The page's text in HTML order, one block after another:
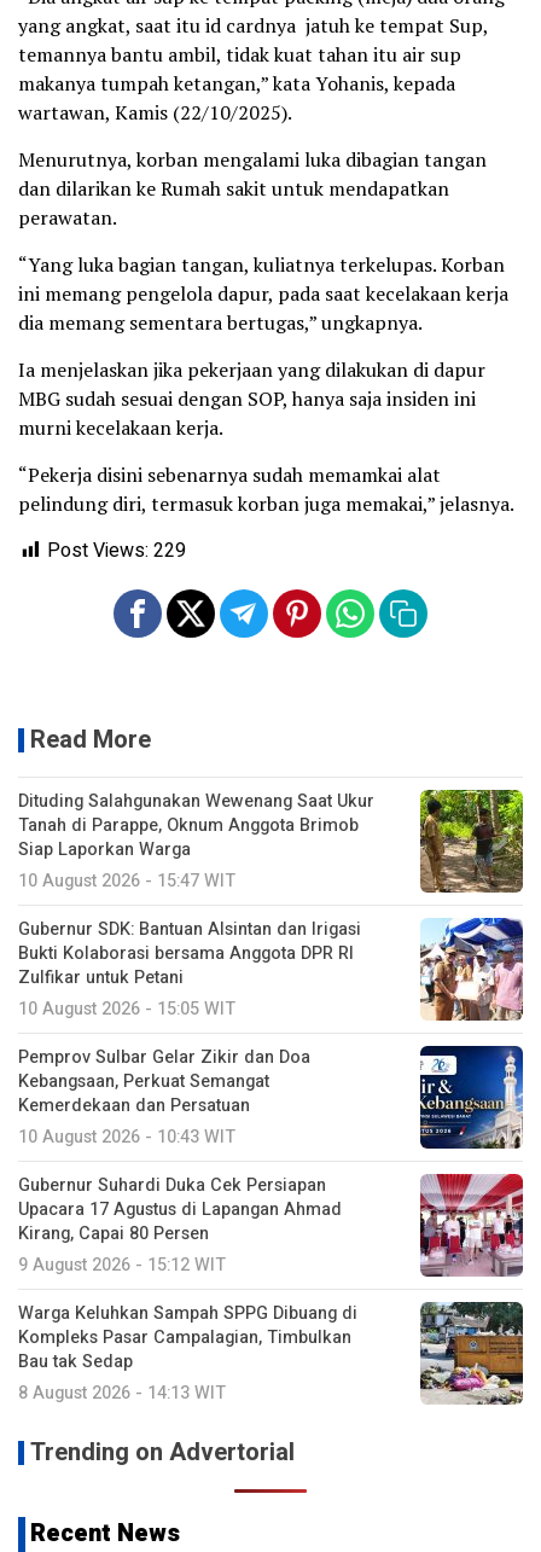
yang angkat, saat itu id cardnya jatuh ke tempat Sup,
temannya bantu ambil, tidak kuat tahan itu air sup
makanya tumpah ketangan,” kata Yohanis, kepada
wartawan, Kamis (22/10/2025).
Menurutnya, korban mengalami luka dibagian tangan
dan dilarikan ke Rumah sakit untuk mendapatkan
perawatan.
“Yang luka bagian tangan, kuliatnya terkelupas. Korban
ini memang pengelola dapur, pada saat kecelakaan kerja
dia memang sementara bertugas,” ungkapnya.
Ia menjelaskan jika pekerjaan yang dilakukan di dapur
MBG sudah sesuai dengan SOP, hanya saja insiden ini
murni kecelakaan kerja.
“Pekerja disini sebenarnya sudah memamkai alat
pelindung diri, termasuk korban juga memakai,” jelasnya.
Post Views: 229
Read More
Dituding Salahgunakan Wewenang Saat Ukur
Tanah di Parappe, Oknum Anggota Brimob
Siap Laporkan Warga
10 August 2026 - 15:47 WIT
Gubernur SDK: Bantuan Alsintan dan Irigasi
Bukti Kolaborasi bersama Anggota DPR RI
Zulfikar untuk Petani
10 August 2026 - 15:05 WIT
Pemprov Sulbar Gelar Zikir dan Doa
Kebangsaan, Perkuat Semangat
Kemerdekaan dan Persatuan
10 August 2026 - 10:43 WIT
Gubernur Suhardi Duka Cek Persiapan
Upacara 17 Agustus di Lapangan Ahmad
Kirang, Capai 80 Persen
9 August 2026 - 15:12 WIT
Warga Keluhkan Sampah SPPG Dibuang di
Kompleks Pasar Campalagian, Timbulkan
Bau tak Sedap
8 August 2026 - 14:13 WIT
Trending on Advertorial
Recent News